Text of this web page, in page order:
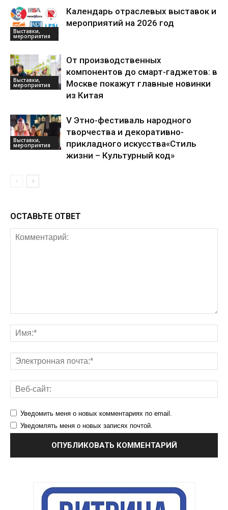
Выставки,
мероприятия
Календарь отраслевых выставок и
мероприятий на 2026 год
Выставки,
мероприятия
От производственных
компонентов до смарт-гаджетов: в
Москве покажут главные новинки
из Китая
Выставки,
мероприятия
V Этно-фестиваль народного
творчества и декоративно-
прикладного искусства«Стиль
жизни – Культурный код»
ОСТАВЬТЕ ОТВЕТ
Уведомить меня о новых комментариях по email.
Уведомлять меня о новых записях почтой.